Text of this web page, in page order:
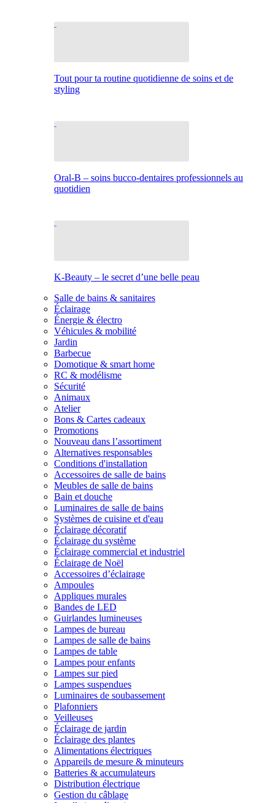
Tout pour ta routine quotidienne de soins et de
styling
Oral-B – soins bucco-dentaires professionnels au
quotidien
K-Beauty – le secret d’une belle peau
Salle de bains & sanitaires
Éclairage
Énergie & électro
Véhicules & mobilité
Jardin
Barbecue
Domotique & smart home
RC & modélisme
Sécurité
Animaux
Atelier
Bons & Cartes cadeaux
Promotions
Nouveau dans l’assortiment
Alternatives responsables
Conditions d'installation
Accessoires de salle de bains
Meubles de salle de bains
Bain et douche
Luminaires de salle de bains
Systèmes de cuisine et d'eau
Éclairage décoratif
Éclairage du système
Éclairage commercial et industriel
Éclairage de Noël
Accessoires d’éclairage
Ampoules
Appliques murales
Bandes de LED
Guirlandes lumineuses
Lampes de bureau
Lampes de salle de bains
Lampes de table
Lampes pour enfants
Lampes sur pied
Lampes suspendues
Luminaires de soubassement
Plafonniers
Veilleuses
Éclairage de jardin
Éclairage des plantes
Alimentations électriques
Appareils de mesure & minuteurs
Batteries & accumulateurs
Distribution électrique
Gestion du câblage